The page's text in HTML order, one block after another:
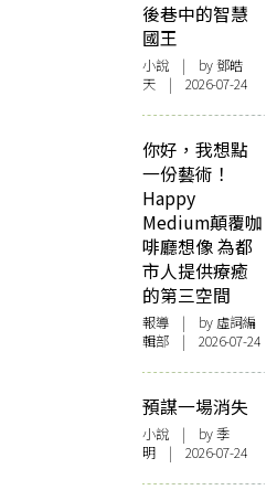
後巷中的智慧
國王
小說 | by 鄧皓
天 | 2026-07-24
你好，我想點
一份藝術！
Happy
Medium顛覆咖
啡廳想像 為都
市人提供療癒
的第三空間
報導 | by 虛詞編
輯部 | 2026-07-24
預謀一場消失
小說 | by 季
明 | 2026-07-24